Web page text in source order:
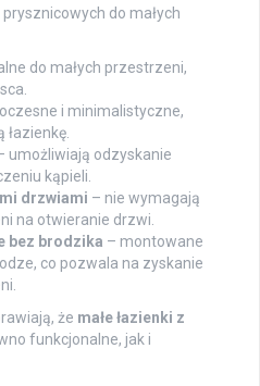
do małych
do małych przestrzeni,
i minimalistyczne,
łazienkę.
umożliwiają odzyskanie
kąpieli.
drzwiami – nie wymagają
na otwieranie drzwi.
bez brodzika – montowane
co pozwala na zyskanie
że małe łazienki z
funkcjonalne, jak i